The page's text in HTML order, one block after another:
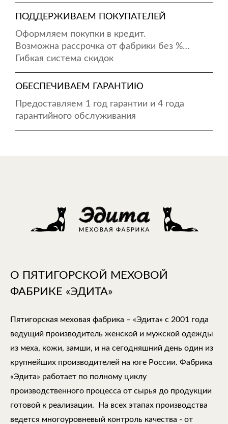
ПОДДЕРЖИВАЕМ ПОКУПАТЕЛЕЙ
Оформляем покупки в кредит.
Возможна рассрочка от фабрики без %…
Гибкая система скидок
ОБЕСПЕЧИВАЕМ ГАРАНТИЮ
Предоставляем 1 год гарантии и 4 года
гарантийного обслуживания
О ПЯТИГОРСКОЙ МЕХОВОЙ
ФАБРИКЕ «ЭДИТА»
Пятигорская меховая фабрика – «Эдита» с 2001 года
ведущий производитель женской и мужской одежды
из меха, кожи, замши, и на сегодняшний день один из
крупнейших производителей на юге России. Фабрика
«Эдита» работает по полному циклу
производственного процесса от сырья до продукции
готовой к реализации. На всех этапах производства
ведется многоуровневый контроль качества - от